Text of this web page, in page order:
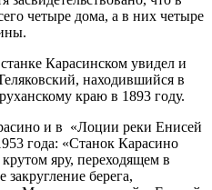
четыре дома, а в них четыре
Карасинском увидел и
находившийся в
краю в 1893 году.
и в «Лоции реки Енисей
года: «Станок Карасино
яру, переходящем в
берега,